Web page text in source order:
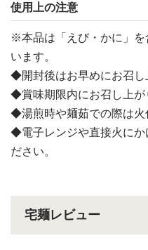
使用上の注意
※本品は「えび・かに」を
います。
◆開封後はお早めにお召し
◆賞味期限内にお召し上が
◆湯煎時や麺茹での際は火
◆電子レンジや直接火にか
ださい。
宅麺レビュー